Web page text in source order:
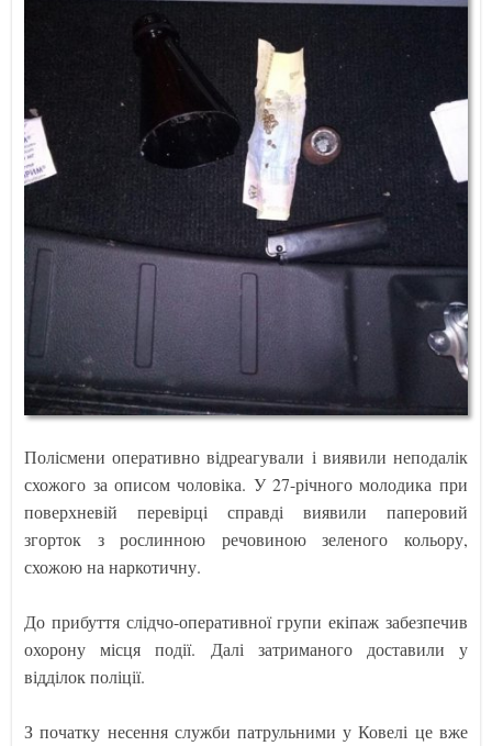
Полісмени оперативно відреагували і виявили неподалік
схожого за описом чоловіка. У 27-річного молодика при
поверхневій перевірці справді виявили паперовий
згорток з рослинною речовиною зеленого кольору,
схожою на наркотичну.
До прибуття слідчо-оперативної групи екіпаж забезпечив
охорону місця події. Далі затриманого доставили у
відділок поліції.
З початку несення служби патрульними у Ковелі це вже